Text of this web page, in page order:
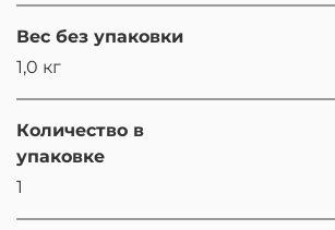
Вес без упаковки
1,0 кг
Количество в
упаковке
1